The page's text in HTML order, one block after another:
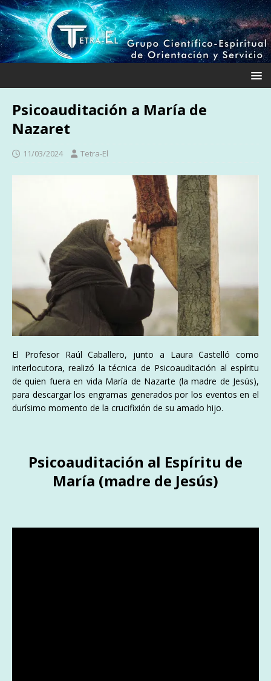
Psicoauditación a María de
Nazaret
11/03/2024 Tetra-El
El Profesor Raúl Caballero, junto a Laura Castelló como
interlocutora, realizó la técnica de Psicoauditación al espíritu
de quien fuera en vida María de Nazarte (la madre de Jesús),
para descargar los engramas generados por los eventos en el
durísimo momento de la crucifixión de su amado hijo.
Psicoauditación al Espíritu de
María (madre de Jesús)